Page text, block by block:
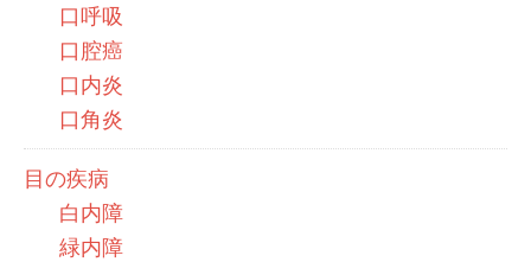
口呼吸
口腔癌
口内炎
口角炎
目の疾病
白内障
緑内障